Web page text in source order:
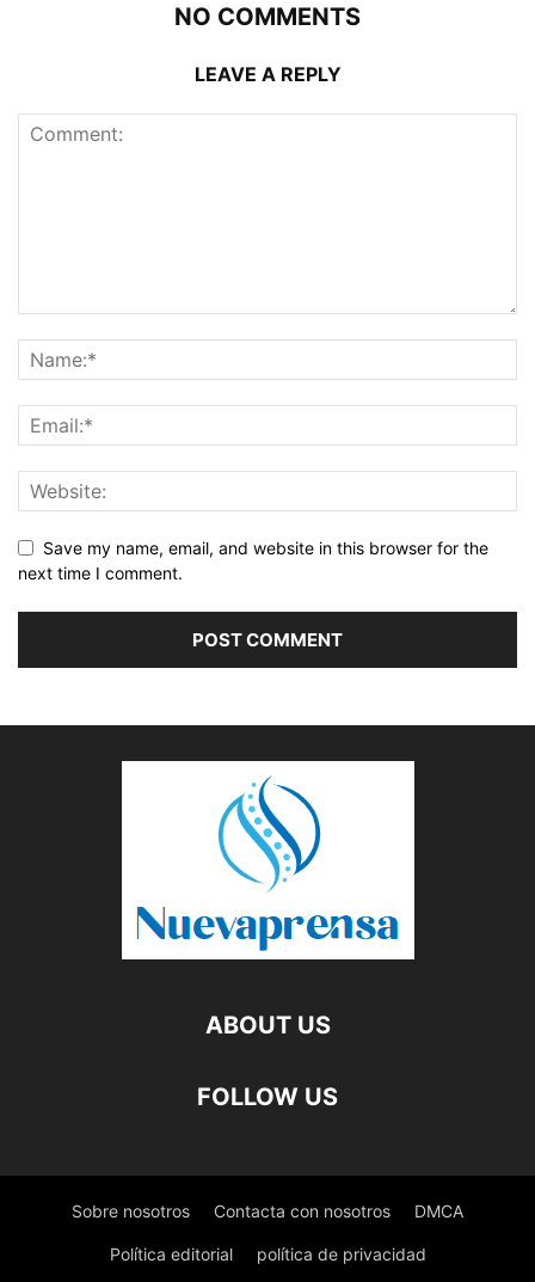
NO COMMENTS
LEAVE A REPLY
Save my name, email, and website in this browser for the
next time I comment.
ABOUT US
FOLLOW US
Sobre nosotros Contacta con nosotros DMCA
Política editorial política de privacidad